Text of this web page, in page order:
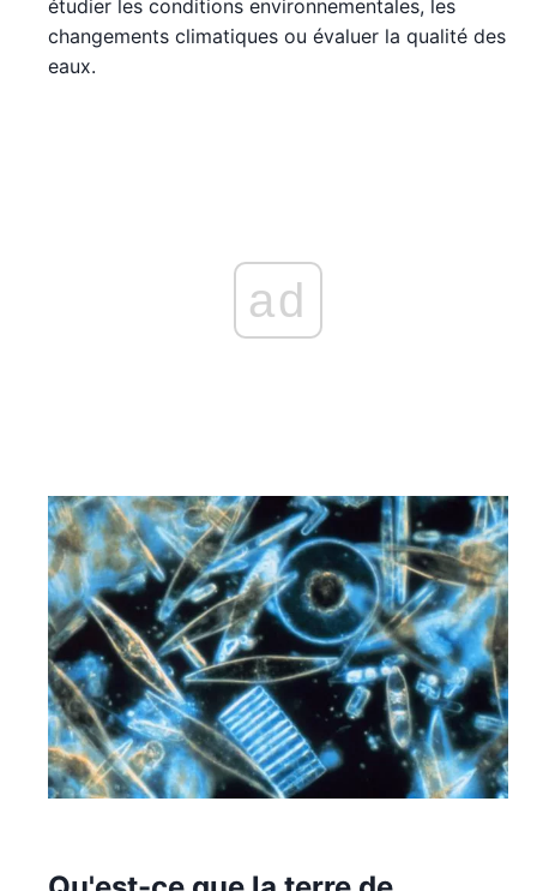
étudier les conditions environnementales, les
changements climatiques ou évaluer la qualité des
eaux.
ad